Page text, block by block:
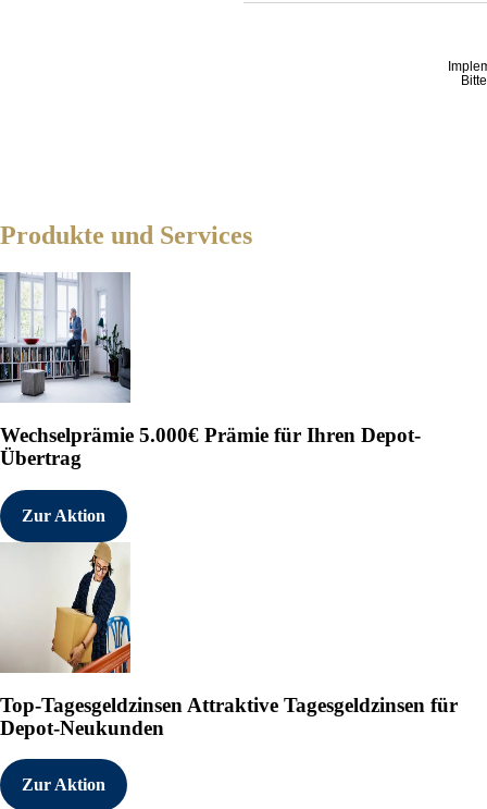
Produkte und Services
Wechselprämie 5.000€ Prämie für Ihren Depot-
Übertrag
Zur Aktion
Top-Tagesgeldzinsen Attraktive Tagesgeldzinsen für
Depot-Neukunden
Zur Aktion